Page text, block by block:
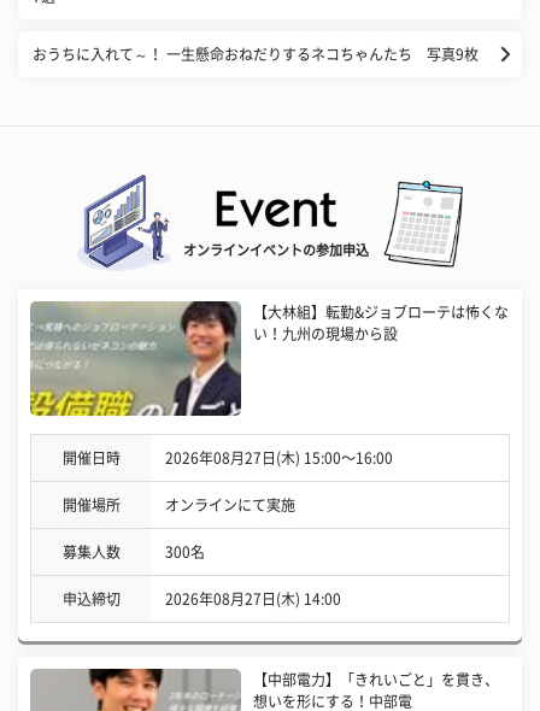
おうちに入れて～！ 一生懸命おねだりするネコちゃんたち 写真9枚
オンラインイベントの参加申込
【大林組】転勤&ジョブローテは怖くな
い！九州の現場から設
開催日時 2026年08月27日(木) 15:00〜16:00
開催場所 オンラインにて実施
募集人数 300名
申込締切 2026年08月27日(木) 14:00
【中部電力】「きれいごと」を貫き、
想いを形にする！中部電